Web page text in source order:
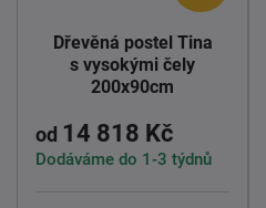
Dřevěná postel Tina
s vysokými čely
200x90cm
od 14 818 Kč
Dodáváme do 1-3 týdnů